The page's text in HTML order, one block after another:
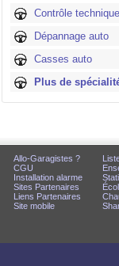
Contrôle technique
Dépannage auto
Casses auto
Plus de
Allo-Garagistes ?
CGU
Installation alarme
Sites Partenaires
Liens Partenaires
Site mobile